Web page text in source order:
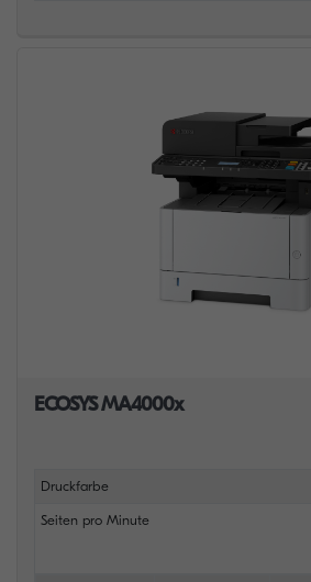
ECOSYS MA4000x
Druckfarbe
Seiten pro Minute